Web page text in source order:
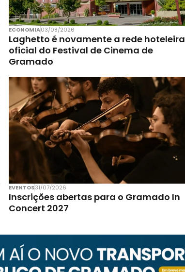
ECONOMIA03/08/2026
Laghetto é novamente a rede hoteleira
oficial do Festival de Cinema de
Gramado
EVENTOS31/07/2026
Inscrições abertas para o Gramado In
Concert 2027